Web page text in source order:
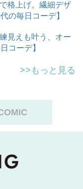
がシェアした投稿
格上げ。繊細デザ
の毎日コーデ】
見えも叶う、オー
コーデ】
>>もっと見る